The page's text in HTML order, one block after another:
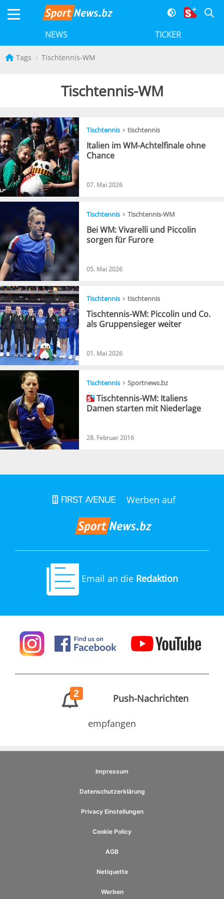
NEWS TICKER
Tags Tischtennis-WM
Tischtennis-WM
Tischtennis › tischtennis
Italien im WM-Achtelfinale ohne
Chance
07. Mai 2026
Tischtennis › Tischtennis-WM
Bei WM: Vivarelli und Piccolin
sorgen für Furore
05. Mai 2026
Tischtennis › tischtennis
Tischtennis-WM: Piccolin und Co.
als Gruppensieger weiter
01. Mai 2026
Tischtennis › Sportnews.bz
Tischtennis-WM: Italiens
Damen starten mit Niederlage
28. Februar 2016
Werben auf
Email an die Redaktion
2 Push-Nachrichten
empfangen
Impressum
Datenschutzerklärung
Privacy Einstellungen
Cookie Policy
AGB
Netiquette
Werben